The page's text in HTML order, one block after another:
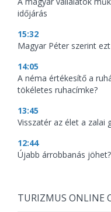
időjárás
15:32
Magyar Péter szerint
14:05
A néma értékesítő a
tökéletes ruhacímke?
13:45
Visszatér az élet a zalai
12:44
Újabb árrobbanás
TURIZMUS ONLINE